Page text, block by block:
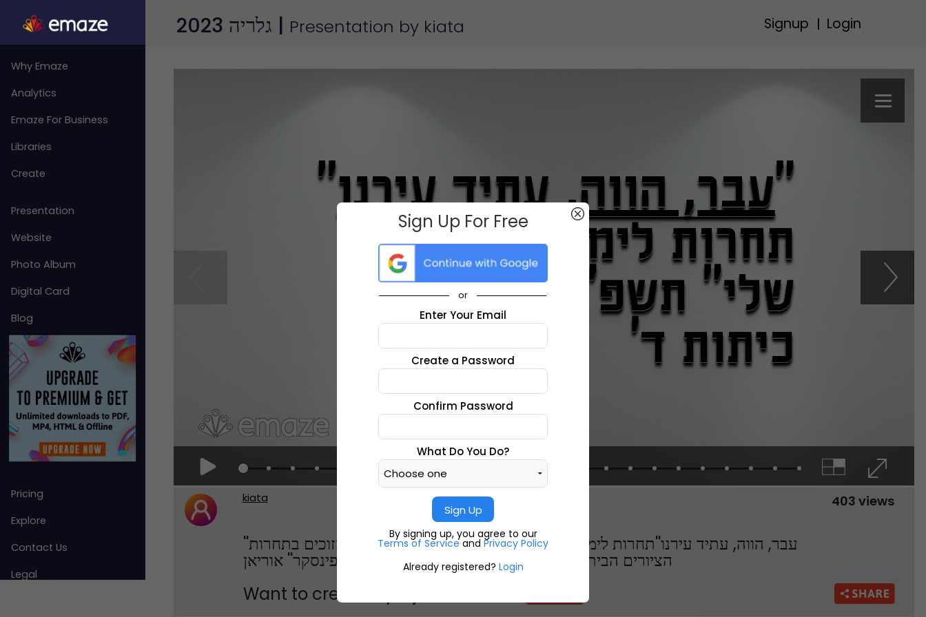
גלריה 2023 | Presentation by kiata Signup Login
Sign Up For Free
or
Enter Your Email
Create a Password
Confirm Password
What Do You Do?
Sign Up
By signing up, you agree to our
Terms of Service and Privacy Policy
Already registered? Login
Why Emaze
Analytics
Emaze For Business
Libraries
Create
Presentation
Website
Photo Album
Digital Card
Blog
Pricing
Explore
Contact Us
Legal
kiata
''עבר, הווה, עתיד עירנו''תחרות לימודי ''הישוב שלי'' תשפ''ג 2023כיתות ד' הזוכים בתחרות
הציורים הבית ספרית במקום הראשון איתי שוורצברג ''פינסקר'' אוריאן
Want to create a project like this?
403 views